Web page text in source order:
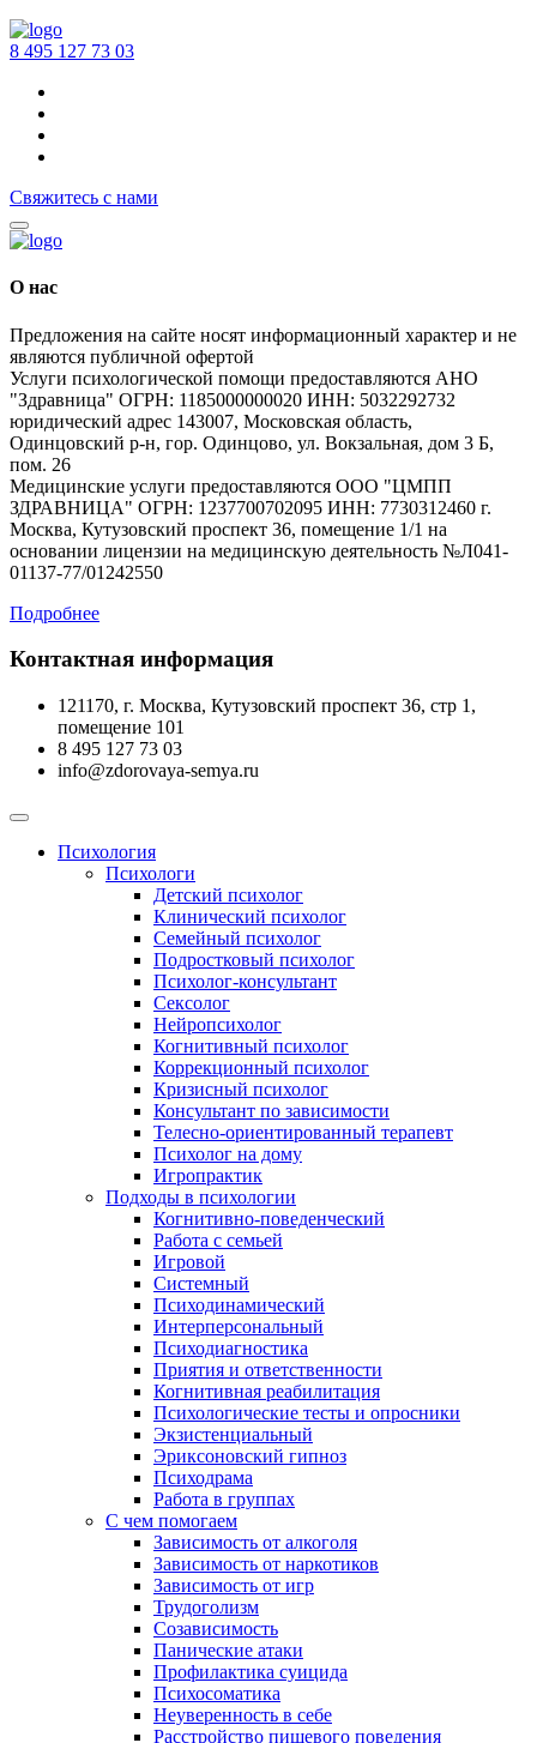
‪8 495 127 73 03
Свяжитесь с нами
О нас
Предложения на сайте носят информационный характер и не
являются публичной офертой
Услуги психологической помощи предоставляются АНО
"Здравница" ОГРН: 1185000000020 ИНН: 5032292732
юридический адрес 143007, Московская область,
Одинцовский р-н, гор. Одинцово, ул. Вокзальная, дом 3 Б,
пом. 26
Медицинские услуги предоставляются ООО "ЦМПП
ЗДРАВНИЦА" ОГРН: 1237700702095 ИНН: 7730312460 г.
Москва, Кутузовский проспект 36, помещение 1/1 на
основании лицензии на медицинскую деятельность №Л041-
01137-77/01242550
Подробнее
Контактная информация
121170, г. Москва, Кутузовский проспект 36, стр 1,
помещение 101
‪8 495 127 73 03
info@zdorovaya-semya.ru
Психология
Психологи
Детский психолог
Клинический психолог
Семейный психолог
Подростковый психолог
Психолог-консультант
Сексолог
Нейропсихолог
Когнитивный психолог
Коррекционный психолог
Кризисный психолог
Консультант по зависимости
Телесно-ориентированный терапевт
Психолог на дому
Игропрактик
Подходы в психологии
Когнитивно-поведенческий
Работа с семьей
Игровой
Системный
Психодинамический
Интерперсональный
Психодиагностика
Приятия и ответственности
Когнитивная реабилитация
Психологические тесты и опросники
Экзистенциальный
Эриксоновский гипноз
Психодрама
Работа в группах
С чем помогаем
Зависимость от алкоголя
Зависимость от наркотиков
Зависимость от игр
Трудоголизм
Созависимость
Панические атаки
Профилактика суицида
Психосоматика
Неуверенность в себе
Расстройство пищевого поведения